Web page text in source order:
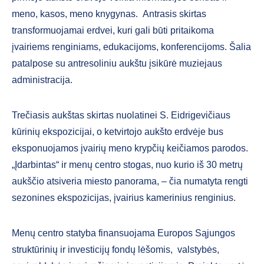
meno, kasos, meno knygynas. Antrasis skirtas
transformuojamai erdvei, kuri gali būti pritaikoma
įvairiems renginiams, edukacijoms, konferencijoms. Šalia
patalpose su antresoliniu aukštu įsikūrė muziejaus
administracija.
Trečiasis aukštas skirtas nuolatinei S. Eidrigevičiaus
kūrinių ekspozicijai, o ketvirtojo aukšto erdvėje bus
eksponuojamos įvairių meno krypčių keičiamos parodos.
„Įdarbintas“ ir menų centro stogas, nuo kurio iš 30 metrų
aukščio atsiveria miesto panorama, – čia numatyta rengti
sezonines ekspozicijas, įvairius kamerinius renginius.
Menų centro statyba finansuojama Europos Sąjungos
struktūrinių ir investicijų fondų lėšomis, valstybės,